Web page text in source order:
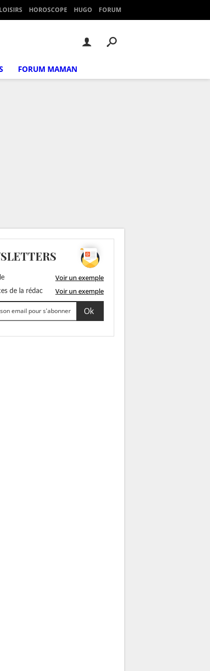
LOISIRS HOROSCOPE HUGO FORUM
FORUM MAMAN
Voir un exemple
de la rédac Voir un exemple